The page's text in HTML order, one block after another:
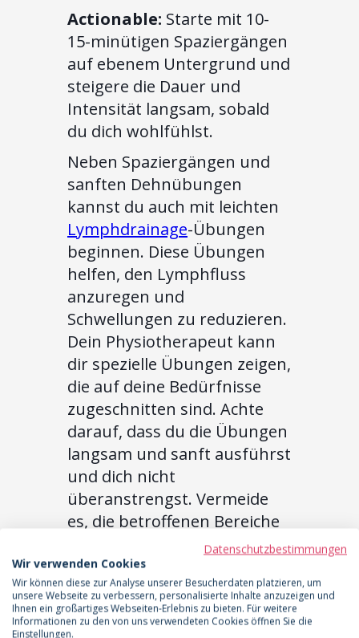
Actionable: Starte mit 10-
15-minütigen Spaziergängen
auf ebenem Untergrund und
steigere die Dauer und
Intensität langsam, sobald
du dich wohlfühlst.
Neben Spaziergängen und
sanften Dehnübungen
kannst du auch mit leichten
Lymphdrainage-Übungen
beginnen. Diese Übungen
helfen, den Lymphfluss
anzuregen und
Schwellungen zu reduzieren.
Dein Physiotherapeut kann
dir spezielle Übungen zeigen,
die auf deine Bedürfnisse
zugeschnitten sind. Achte
darauf, dass du die Übungen
langsam und sanft ausführst
und dich nicht
überanstrengst. Vermeide
es, die betroffenen Bereiche
zu massieren, da dies den
Heilungsprozess
beeinträchtigen könnte.
Konzentriere dich
stattdessen auf sanfte
Datenschutzbestimmungen
Wir verwenden Cookies
Wir können diese zur Analyse unserer Besucherdaten platzieren, um
unsere Webseite zu verbessern, personalisierte Inhalte anzuzeigen und
Ihnen ein großartiges Webseiten-Erlebnis zu bieten. Für weitere
Informationen zu den von uns verwendeten Cookies öffnen Sie die
Einstellungen.